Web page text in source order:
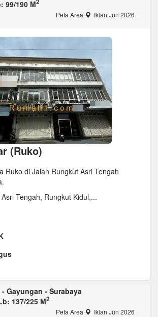
99/190 M
Peta Area Iklan Jun 2026
(Ruko)
Ruko di Jalan Rungkut Asri Tengah
Tengah, Rungkut Kidul,...
Gayungan - Surabaya
137/225 M2
Peta Area Iklan Jun 2026